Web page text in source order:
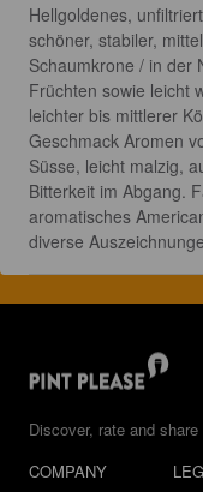
Hellgoldenes,
schöner, stabiler,
Schaumkrone / in der
Früchten sowie leicht
leichter bis mittlerer
Geschmack Aromen
Süsse, leicht malzig,
Bitterkeit im Abgang.
aromatisches
diverse
Discover, rate and
COMPANY